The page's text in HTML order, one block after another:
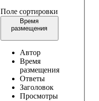
Поле сортировки
Время
размещения
Автор
Время
размещения
Ответы
Заголовок
Просмотры